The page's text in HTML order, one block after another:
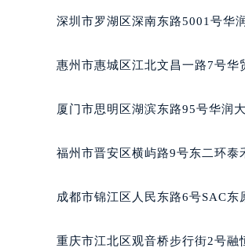
黑龙江省佳木斯
黑龙江省七台河
黑龙江省双鸭山
黑龙江省伊春市
吉林省白山市浑
吉林省辽源市龙
深圳市罗湖区深南东路5001号华
惠州市惠城区江北文昌一路7号华
厦门市思明区湖滨东路95号华润
福州市晋安区横屿路9号东二环泰
成都市锦江区人民东路6号SAC东
重庆市江北区观音桥步行街2号融